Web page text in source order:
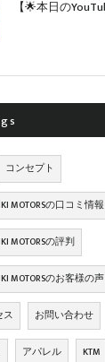
コンセプト
MOTORSの口コミ情報
MOTORSの評判
MOTORSのお客様の声
ス お問い合わせ
アパレル KTM